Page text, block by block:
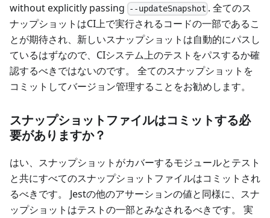
without explicitly passing
--updateSnapshot . 全てのス
ナップショットはCI上で実行されるコードの一部であるこ
とが期待され、新しいスナップショットは自動的にパスし
ているはずなので、CIシステム上のテストをパスするか確
認するべきではないのです。 全てのスナップショットを
コミットしてバージョン管理することをお勧めします。
スナップショットファイルはコミットする必
要がありますか？
はい、スナップショットがカバーするモジュールとテスト
と共にすべてのスナップショットファイルはコミットされ
るべきです。 Jestの他のアサーションの値と同様に、スナ
ップショットはテストの一部とみなされるべきです。 実